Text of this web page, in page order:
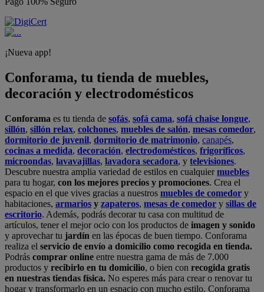
Descubre nuestra amplia variedad de estilos en cualquier
para tu hogar,
espacio en el que vives gracias a nuestros
habitaciones,
escritorio. Además, podrás decorar tu casa con multitud de
artículos, tener el mejor ocio con los productos de
y aprovechar tu
en las épocas de buen tiempo. Conforama
realiza elservicio de envío a domicilio como recogida en tienda.
Podráscomprar onlineentre nuestra gama de más de 7.000
recibirlo en tu domicilio
No esperes más para crear o renovar tu
hogar y transformarlo en un espacio con mucho estilo. Conforama
tiene 300tiendas de mueblesfísicas distribuidas en6 países
distintos. Aproveche nuestras ofertas desofas baratos,colchones
baratosyliquidaciones de sofas.
Conforama solo comercializa a través de su website o, físicamente,
en sus tiendas de sofás.
Alcalá de Guadaíra,Alcalá de Henares,Alcorcón,Alfafar ,Alicante,
Arinaga,Asturias,Badalona,Barakaldo,Barcelona,Burjassot
Castellón ,Chafiras,Cordoba,Elche ,Finestrat, Granada,Huércal de
Almería,La Coruña,La Laguna,La Zenia,Lanzarote ,León,
Lleida,Los Barrios,Madrid, Majadahonda,Málaga,Murcia,
Orotava,Palma, Pamplona,Rivas,Sabadell ,Sagunto, Salt, Girona
San Sebastian,Sant Boi, Santander,Santiago de Compostela,
Sevilla,Tamaraceite,Terrassa, Viana,Vilanova i la Geltrú,Zaragoza